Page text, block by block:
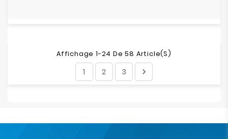
Affichage 1-24 De 58 Article(s)
1 2 3 